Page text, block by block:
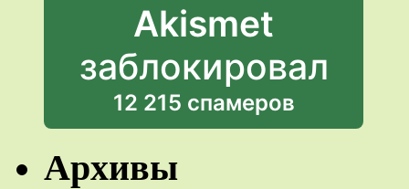
Akismet
заблокировал
12 215 спамеров
Архивы